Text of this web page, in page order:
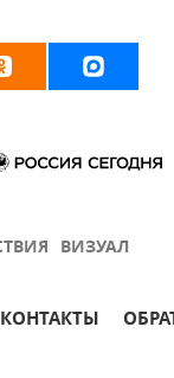
ВИЗУАЛ
КОНТАКТЫ